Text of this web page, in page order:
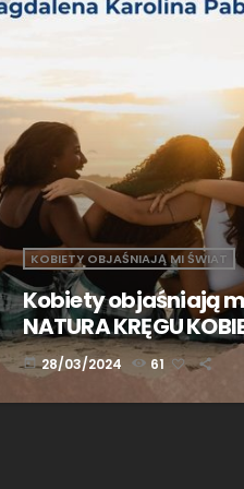
KOBIETY OBJAŚNIAJĄ MI ŚWIAT
Kobiety objaśniają
NATURA KRĘGU
Magdalena Karolina
Owczarek
today 28/03/2024 61